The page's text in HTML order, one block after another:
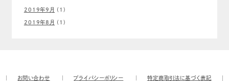
2019年9月 (1)
2019年8月 (1)
お問い合わせ プライバシーポリシー 特定商取引法に基づく表記